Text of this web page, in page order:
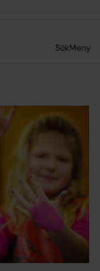
SökMeny